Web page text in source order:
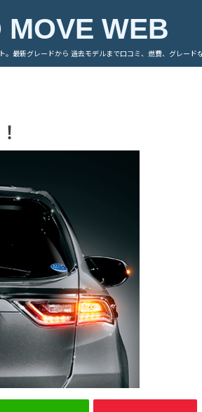
MOVE WEB
。最新グレードから 過去モデルまで口コミ、燃費、グレード